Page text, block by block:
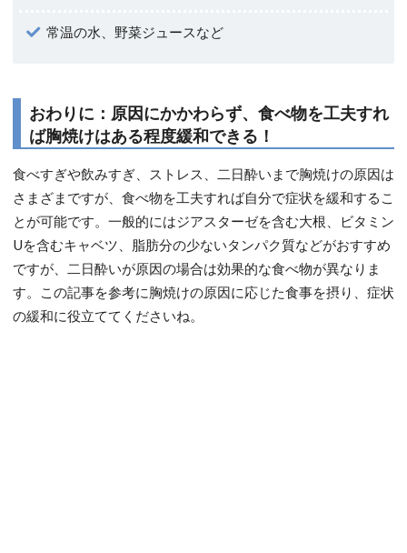
常温の水、野菜ジュースなど
おわりに：原因にかかわらず、食べ物を工夫すれ
ば胸焼けはある程度緩和できる！
食べすぎや飲みすぎ、ストレス、二日酔いまで胸焼けの原因は
さまざまですが、食べ物を工夫すれば自分で症状を緩和するこ
とが可能です。一般的にはジアスターゼを含む大根、ビタミン
Uを含むキャベツ、脂肪分の少ないタンパク質などがおすすめ
ですが、二日酔いが原因の場合は効果的な食べ物が異なりま
す。この記事を参考に胸焼けの原因に応じた食事を摂り、症状
の緩和に役立ててくださいね。